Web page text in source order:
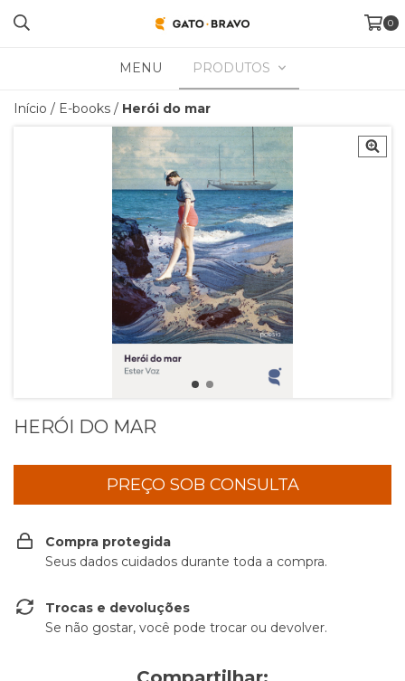
0
MENU PRODUTOS
Início / E-books / Herói do mar
HERÓI DO MAR
Compra protegida
Seus dados cuidados durante toda a compra.
Trocas e devoluções
Se não gostar, você pode trocar ou devolver.